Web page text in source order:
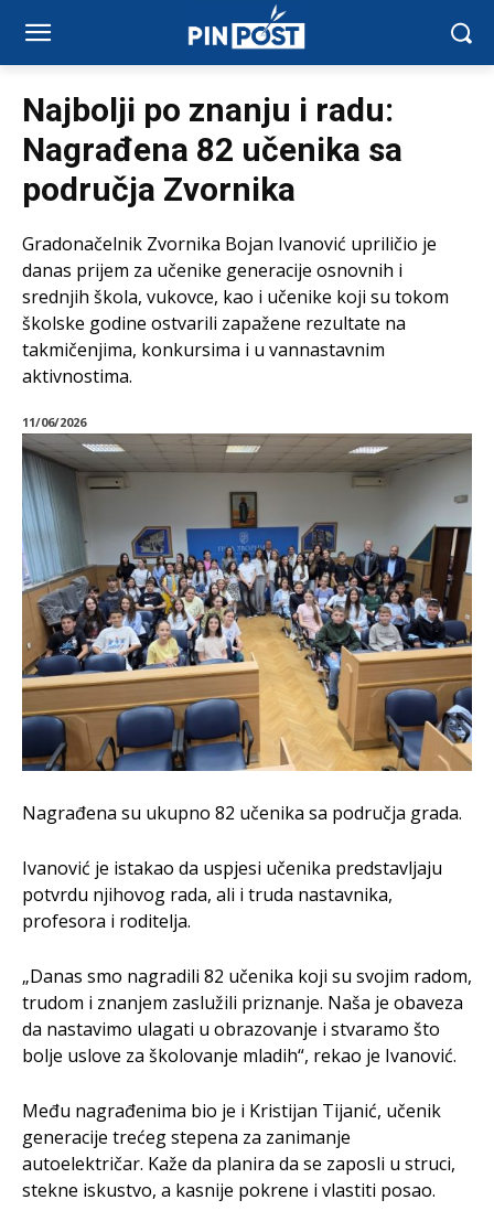
Najbolji po znanju i radu:
Nagrađena 82 učenika sa
područja Zvornika
Gradonačelnik Zvornika Bojan Ivanović upriličio je
danas prijem za učenike generacije osnovnih i
srednjih škola, vukovce, kao i učenike koji su tokom
školske godine ostvarili zapažene rezultate na
takmičenjima, konkursima i u vannastavnim
aktivnostima.
11/06/2026
Nagrađena su ukupno 82 učenika sa područja grada.
Ivanović je istakao da uspjesi učenika predstavljaju
potvrdu njihovog rada, ali i truda nastavnika,
profesora i roditelja.
„Danas smo nagradili 82 učenika koji su svojim radom,
trudom i znanjem zaslužili priznanje. Naša je obaveza
da nastavimo ulagati u obrazovanje i stvaramo što
bolje uslove za školovanje mladih“, rekao je Ivanović.
Među nagrađenima bio je i Kristijan Tijanić, učenik
generacije trećeg stepena za zanimanje
autoelektričar. Kaže da planira da se zaposli u struci,
stekne iskustvo, a kasnije pokrene i vlastiti posao.